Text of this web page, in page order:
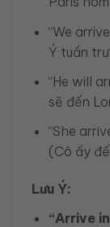
“We
Ý tuần
“He will
sẽ đến
“She
(Cô ấy
Lưu Ý:
“Arrive